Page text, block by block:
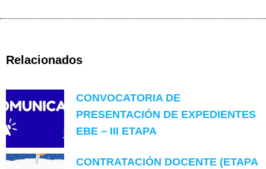
Relacionados
CONVOCATORIA DE
PRESENTACIÓN DE EXPEDIENTES
EBE – III ETAPA
CONTRATACIÓN DOCENTE (ETAPA